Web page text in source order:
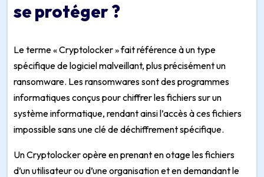
se protéger ?
Le terme « Cryptolocker » fait référence à un type
spécifique de logiciel malveillant, plus précisément un
ransomware. Les ransomwares sont des programmes
informatiques conçus pour chiffrer les fichiers sur un
système informatique, rendant ainsi l’accès à ces fichiers
impossible sans une clé de déchiffrement spécifique.
Un Cryptolocker opère en prenant en otage les fichiers
d’un utilisateur ou d’une organisation et en demandant le